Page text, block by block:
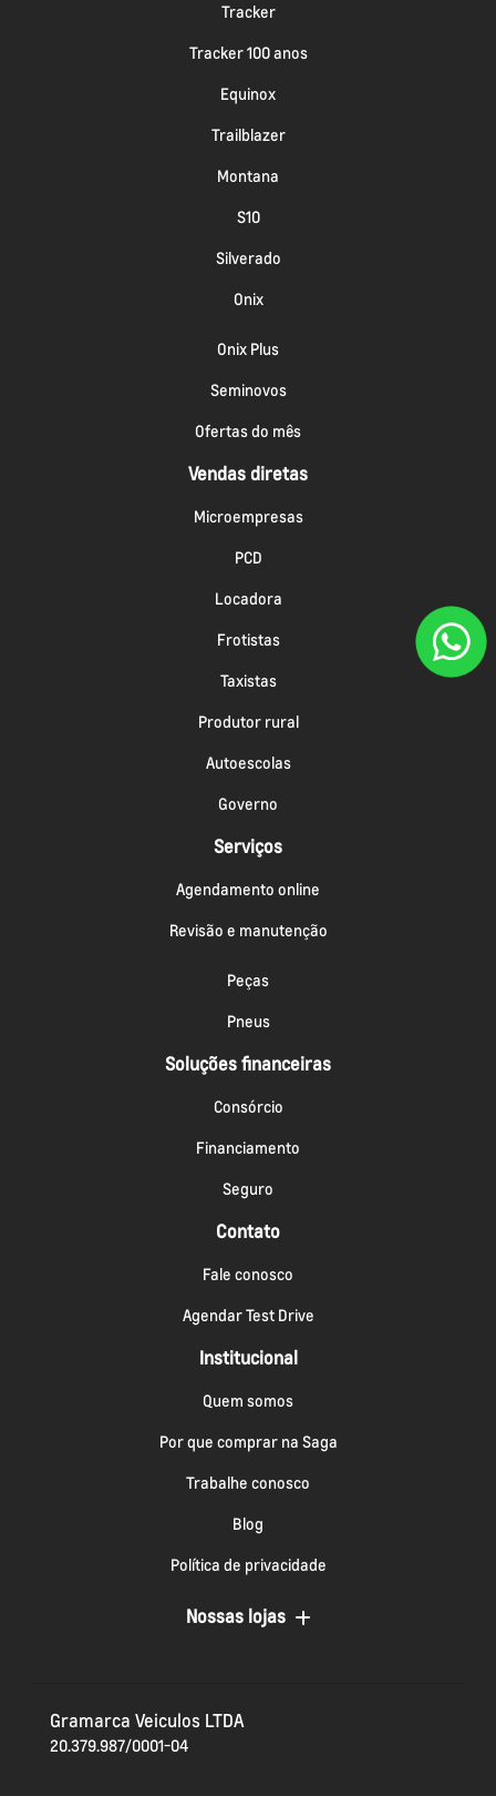
Tracker
Tracker 100 anos
Equinox
Trailblazer
Montana
S10
Silverado
Onix
Onix Plus
Seminovos
Ofertas do mês
Vendas diretas
Microempresas
PCD
Locadora
Frotistas
Taxistas
Produtor rural
Autoescolas
Governo
Serviços
Agendamento online
Revisão e manutenção
Peças
Pneus
Soluções financeiras
Consórcio
Financiamento
Seguro
Contato
Fale conosco
Agendar Test Drive
Institucional
Quem somos
Por que comprar na Saga
Trabalhe conosco
Blog
Política de privacidade
Nossas lojas
Gramarca Veiculos LTDA
20.379.987/0001-04